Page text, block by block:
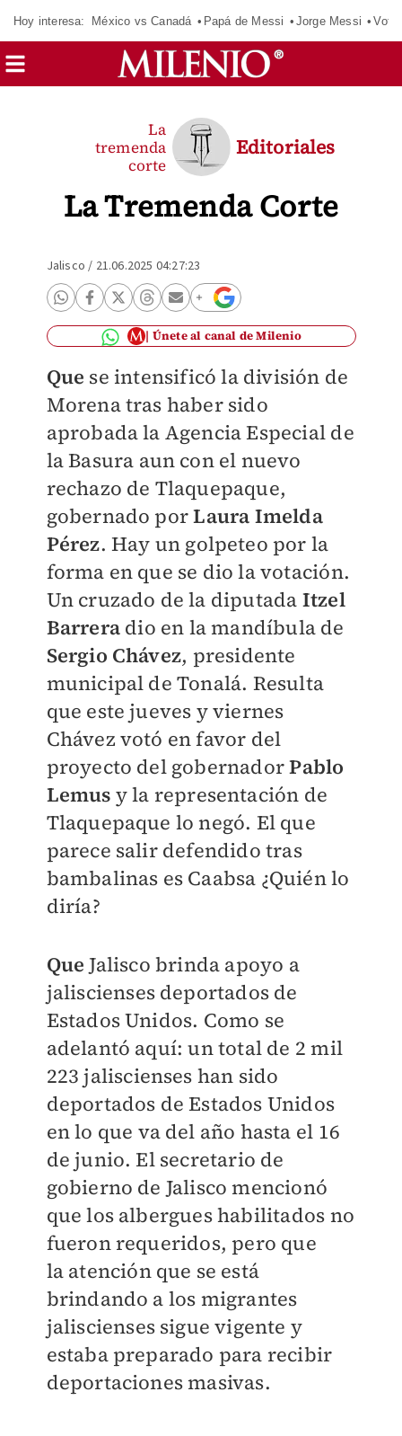
Hoy interesa: México vs Canadá Papá de Messi Jorge Messi
La Tremenda Corte
La
tremenda
corte
Editoriales
Jalisco / 21.06.2025 04:27:23
Únete al canal de Milenio
Que se intensificó la división de
Morena tras haber sido
aprobada la Agencia Especial de
la Basura aun con el nuevo
rechazo de Tlaquepaque,
gobernado porLaura Imelda
Pérez. Hay un golpeteo por la
forma en que se dio la votación.
Un cruzado de la diputada Itzel
Barrera dio en la mandíbula de
Sergio Chávez, presidente
municipal de Tonalá. Resulta
que este jueves y viernes
Chávez votó en favor del
proyecto del gobernadorPablo
Lemus y la representación de
Tlaquepaque lo negó. El que
parece salir defendido tras
bambalinas es Caabsa ¿Quién lo
diría?
QueJalisco brinda apoyo a
jaliscienses deportados de
Estados Unidos. Como se
adelantó aquí: un total de 2 mil
223 jaliscienses han sido
deportados de Estados Unidos
en lo que va del año hasta el 16
de junio. El secretario de
gobierno de Jalisco mencionó
que los albergues habilitados no
fueron requeridos, pero que
la atención que se está
brindando a los migrantes
jaliscienses sigue vigente y
estaba preparado para recibir
deportaciones masivas.